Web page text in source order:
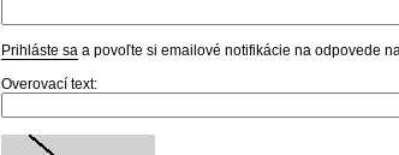
Prihláste sa a povoľte si emailové notifikácie na odpovede
Overovací text: